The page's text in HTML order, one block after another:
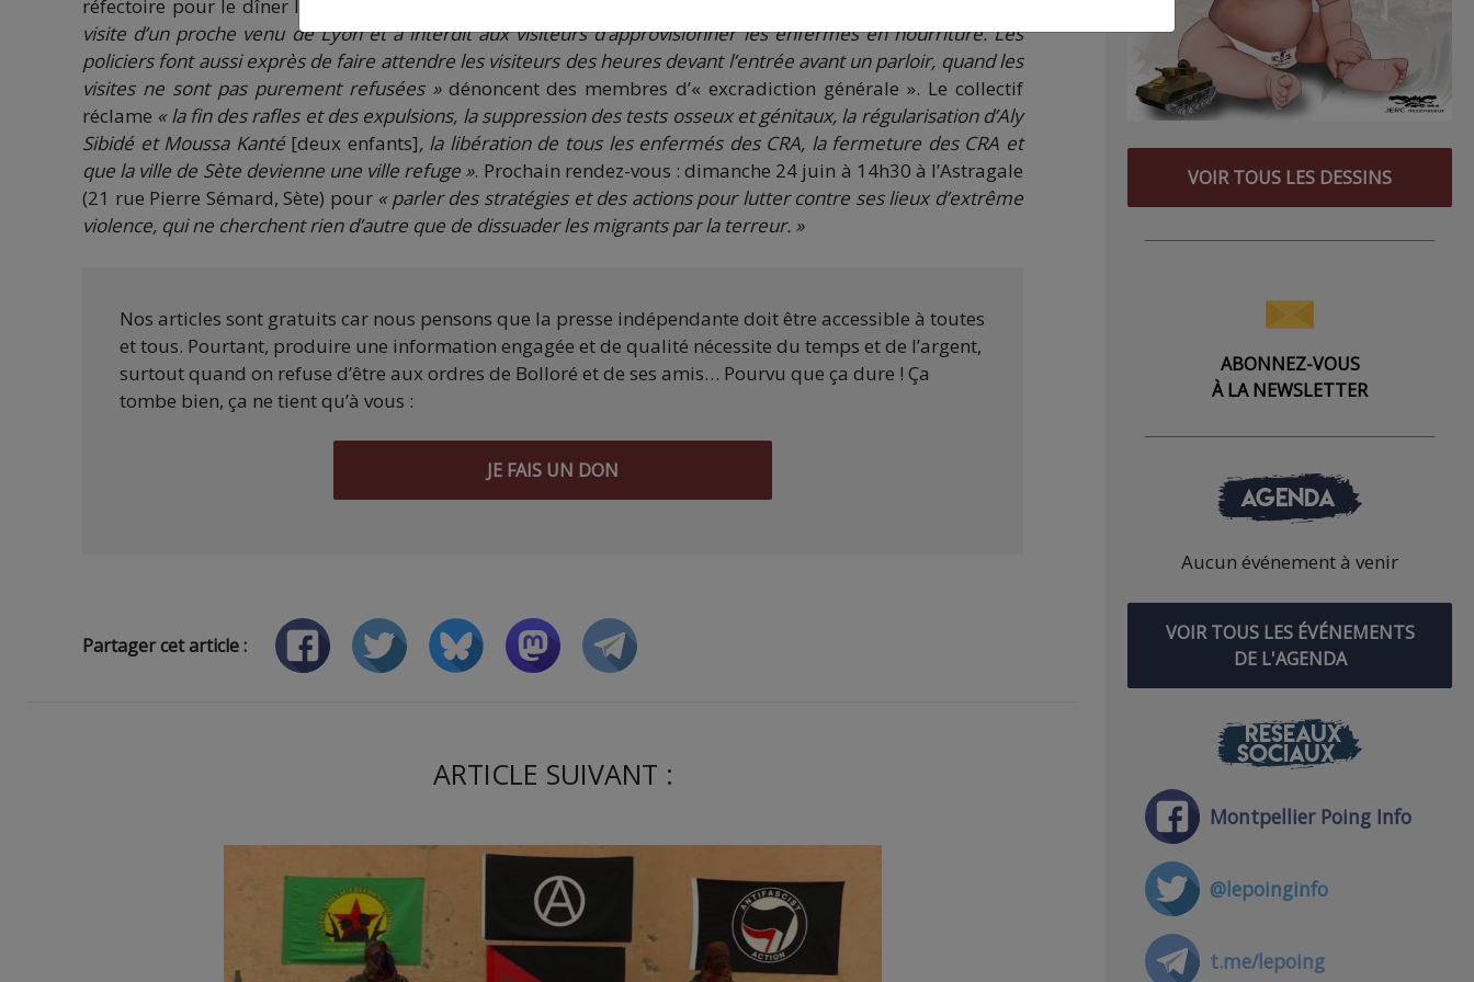
réfectoire pour le dîner le 16 juin dernier.
visite d’un proche venu de Lyon et a interdit aux visiteurs d’approvisionner les enfermés en nourriture. Les
policiers font aussi exprès de faire attendre les visiteurs des heures devant l’entrée avant un parloir, quand les
visites ne sont pas purement refusées »dénoncent des membres d’« excradiction générale ». Le collectif
réclame « la fin des rafles et des expulsions, la suppression des tests osseux et génitaux, la régularisation d’Aly
Sibidé et Moussa Kanté [deux enfants], la libération de tous les enfermés des CRA, la fermeture des CRA et
que la ville de Sète devienne une ville refuge ». Prochain rendez-vous : dimanche 24 juin à 14h30 à l’Astragale
(21 rue Pierre Sémard, Sète) pour « parler des stratégies et des actions pour lutter contre ses lieux d’extrême
violence, qui ne cherchent rien d’autre que de dissuader les migrants par la terreur. »
Nos articles sont gratuits car nous pensons que la presse indépendante doit être accessible à toutes
et tous. Pourtant, produire une information engagée et de qualité nécessite du temps et de l’argent,
surtout quand on refuse d’être aux ordres de Bolloré et de ses amis… Pourvu que ça dure ! Ça
tombe bien, ça ne tient qu’à vous :
JE FAIS UN DON
Partager cet article :
ARTICLE SUIVANT :
VOIR TOUS LES DESSINS
ABONNEZ-VOUS
À LA NEWSLETTER
AGENDA
Aucun événement à venir
VOIR TOUS LES ÉVÉNEMENTS
DE L'AGENDA
RÉSEAUX
SOCIAUX
Montpellier Poing Info
@lepoinginfo
t.me/lepoing